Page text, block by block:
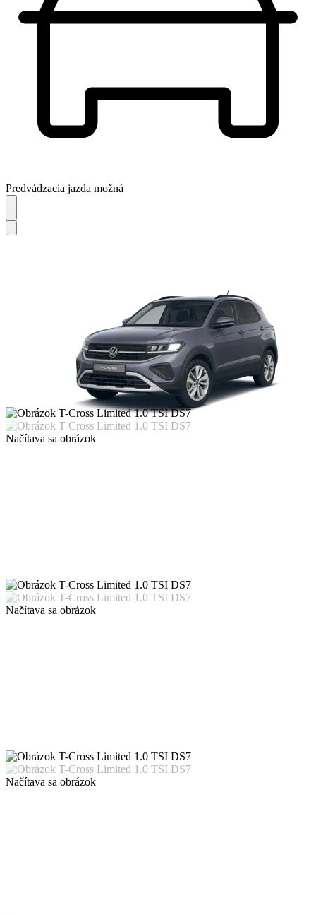
Predvádzacia jazda možná
Načítava sa obrázok
Načítava sa obrázok
Načítava sa obrázok